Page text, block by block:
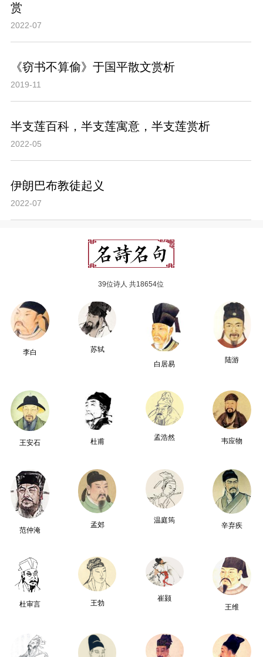
赏
2022-07
《窃书不算偷》于国平散文赏析
2019-11
半支莲百科，半支莲寓意，半支莲赏析
2022-05
伊朗巴布教徒起义
2022-07
39位诗人 共18654位
李白
苏轼
白居易
陆游
王安石 杜甫
孟浩然 韦应物
范仲淹
孟郊
温庭筠
辛弃疾
杜审言 王勃
崔颢
王维